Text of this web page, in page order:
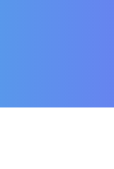
per la